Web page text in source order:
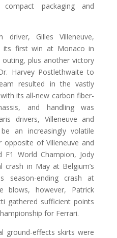
packaging and
driver, Gilles Villeneuve,
its first win at Monaco in
plus another victory
Harvey Postlethwaite to
resulted in the vastly
its all-new carbon fiber-
and handling was
drivers, Villeneuve and
an increasingly volatile
of Villeneuve and
World Champion, Jody
crash in May at Belgium’s
season-ending crash at
blows, however, Patrick
gathered sufficient points
for Ferrari.
ground-effects skirts were